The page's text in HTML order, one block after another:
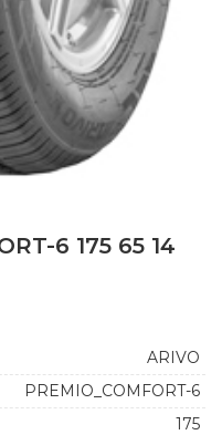
6 175 65 14
ARIVO
PREMIO_COMFORT-6
175